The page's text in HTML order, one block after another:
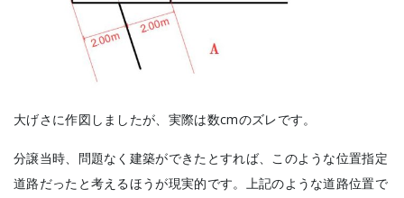
大げさに作図しましたが、実際は数cmのズレです。
分譲当時、問題なく建築ができたとすれば、このような位置指定
道路だったと考えるほうが現実的です。上記のような道路位置で